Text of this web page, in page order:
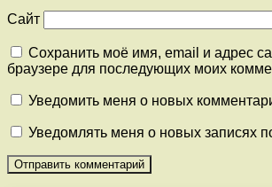
Сайт
Сохранить моё имя, email и адрес
браузере для последующих моих
Уведомить меня о новых
Уведомлять меня о новых записях